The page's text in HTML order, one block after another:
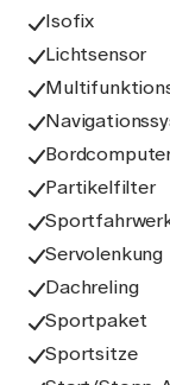
Isofix
Lichtsensor
Partikelfilter
Servolenkung
Dachreling
Sportpaket
Sportsitze